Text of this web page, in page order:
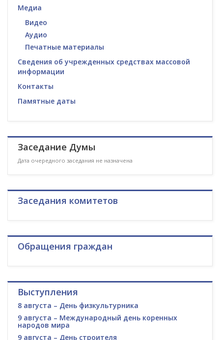
Медиа
Видео
Аудио
Печатные материалы
Сведения об учрежденных средствах массовой
информации
Контакты
Памятные даты
Заседание Думы
Дата очередного заседания не назначена
Заседания комитетов
Обращения граждан
Выступления
8 августа – День физкультурника
9 августа – Международный день коренных
народов мира
9 августа – День строителя